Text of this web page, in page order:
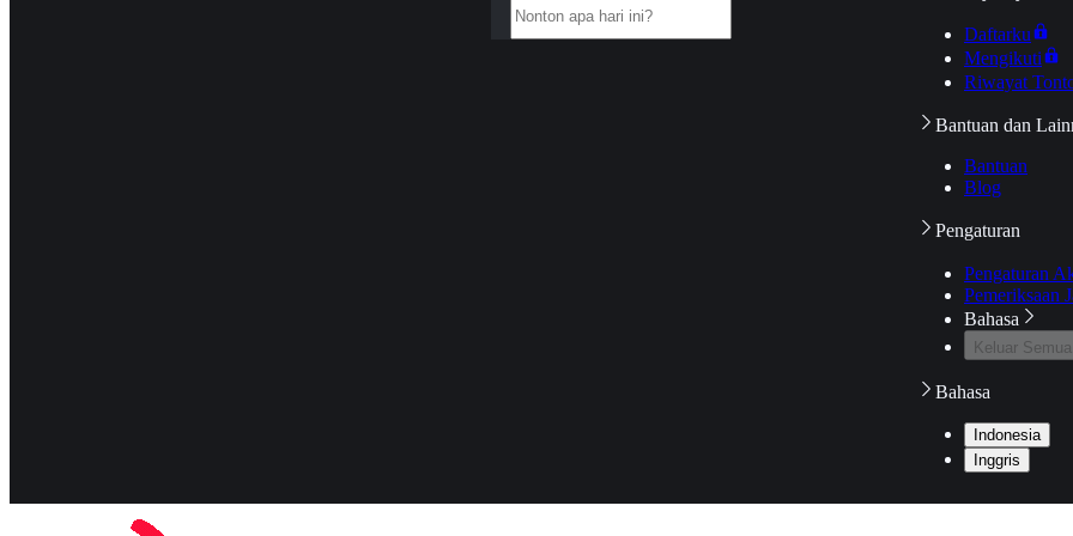
Daftarku
Mengikuti
Riwayat
Bantuan dan
Bantuan
Blog
Pengaturan
Pengaturan
Pemeriksaan
Bahasa
Keluar
Bahasa
Indonesia
Inggris